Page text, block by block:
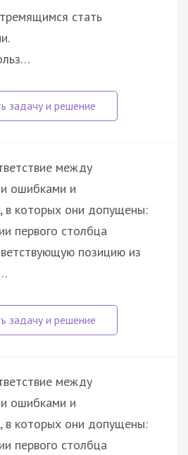
стать
между
ошибками и
в которых они допущены:
первого столбца
позицию из
между
ошибками и
в которых они допущены:
первого столбца